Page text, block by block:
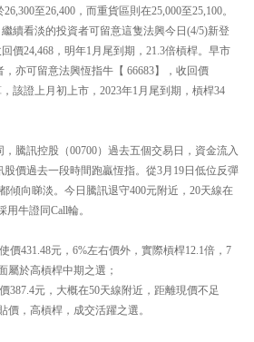
至26,400，而重貨區則在25,000至25,100。
續看淡的投資者可留意這隻法興今日(4/5)新登
價24,468，明年1月尾到期，21.3倍槓桿。早市
亦可留意法興恆指牛【 66683】，收回價
該證上月初上市，2023年1月尾到期，槓桿34
騰訊控股（00700）過去五個交易日，資金流入
價過去一段時間跑贏恆指。從3月19日低位反彈
傾向睇淡。今日騰訊退守400元附近，20天線在
牛證同Call輪。
價431.48元，6%左右價外，實際槓桿12.1倍，7
屬於高槓桿中期之選；
387.4元，大概在50天線附近，距離現價不足
價，高槓桿，成交活躍之選。